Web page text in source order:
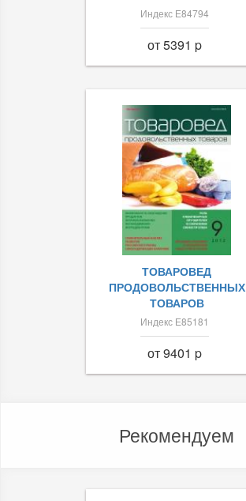
Индекс Е84794
от 5391 p
ТОВАРОВЕД
ПРОДОВОЛЬСТВЕННЫХ
ТОВАРОВ
Индекс Е85181
от 9401 p
Рекомендуем